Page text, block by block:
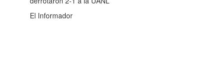
El Informador